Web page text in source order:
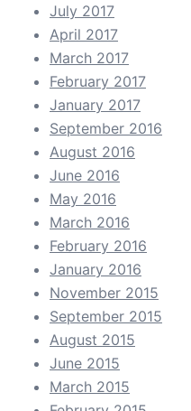
July 2017
April 2017
March 2017
February 2017
January 2017
September 2016
August 2016
June 2016
May 2016
March 2016
February 2016
January 2016
November 2015
September 2015
August 2015
June 2015
March 2015